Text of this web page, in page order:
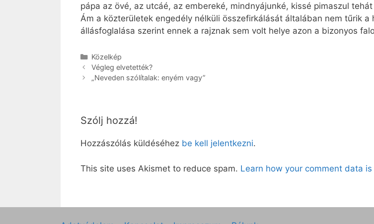
pápa az övé, az utcáé, az embereké, mindnyájunké, kissé pimaszul
Ám a közterületek engedély nélküli összefirkálását általában nem tűrik
állásfoglalása szerint ennek a rajznak sem volt helye azon a bizonyos
Kategória
Közelkép
Végleg elvetették?
„Neveden szólítalak: enyém vagy”
Szólj hozzá!
Hozzászólás küldéséhez be kell jelentkezni.
This site uses Akismet to reduce spam. Learn how your comment data